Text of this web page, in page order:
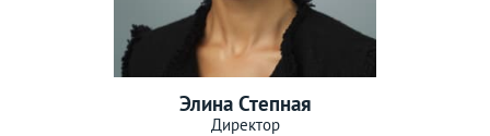
Элина Степная
Директор